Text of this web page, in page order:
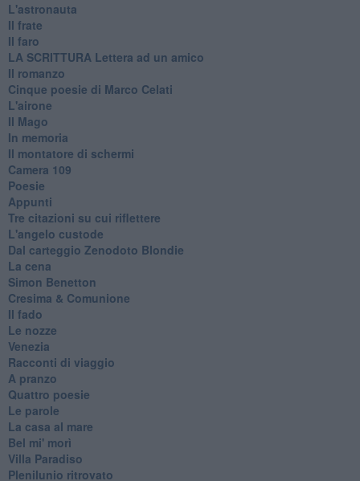
L'astronauta
Il frate
Il faro
​LA SCRITTURA Lettera ad un amico
Il romanzo
Cinque poesie di Marco Celati
L'airone
Il Mago
In memoria
Il montatore di schermi
Camera 109
Poesie
Appunti
Tre citazioni su cui riflettere
L'angelo custode
Dal carteggio Zenodoto Blondie
La cena
Simon Benetton
Cresima & Comunione
Il fado
Le nozze
Venezia
Racconti di viaggio
A pranzo
Quattro poesie
Le parole
La casa al mare
Bel mi' morì
Villa Paradiso
Plenilunio ritrovato